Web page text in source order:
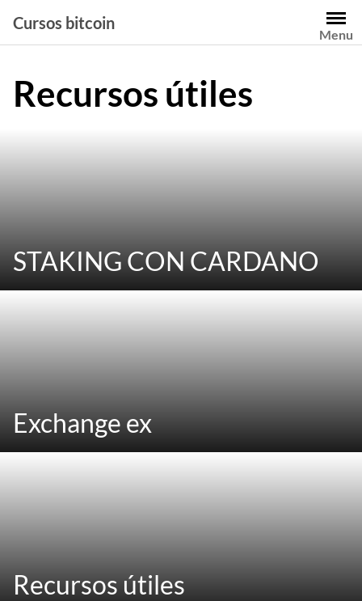
contenido
Cursos bitcoin
Menu
Recursos útiles
STAKING CON CARDANO
Exchange ex
Recursos útiles